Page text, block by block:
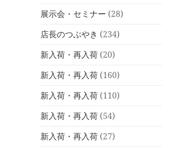
展示会・セミナー (28)
店長のつぶやき (234)
新入荷・再入荷 (20)
新入荷・再入荷 (160)
新入荷・再入荷 (110)
新入荷・再入荷 (54)
新入荷・再入荷 (27)